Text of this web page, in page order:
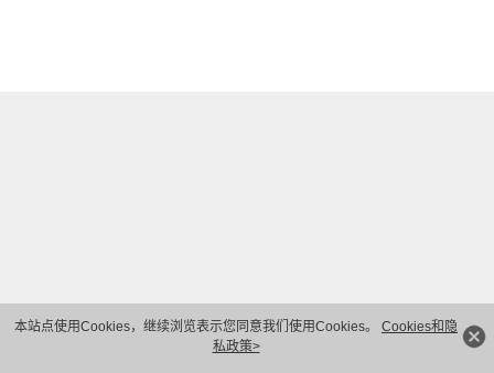
本站点使用Cookies，继续浏览表示您同意我们使用Cookies。 Cookies和隐
私政策>